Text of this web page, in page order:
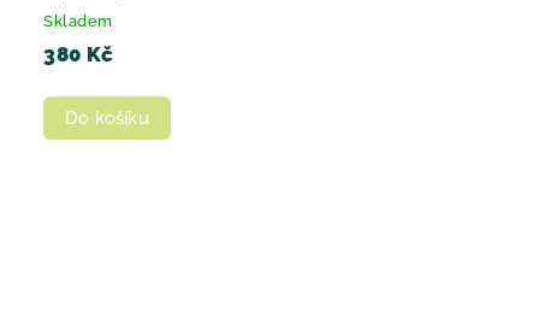
Skladem
380 Kč
Do košíku